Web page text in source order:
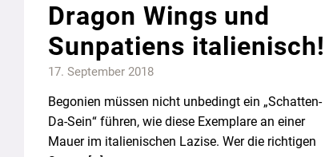
Dragon Wings und
Sunpatiens italienisch!
17. September 2018
Begonien müssen nicht unbedingt ein „Schatten-
Da-Sein“ führen, wie diese Exemplare an einer
Mauer im italienischen Lazise. Wer die richtigen